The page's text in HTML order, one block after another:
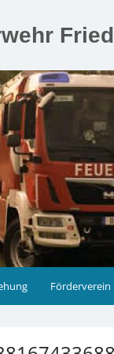
Förderverein